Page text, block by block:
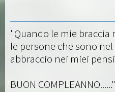
"Quando le mie
le persone che sono
abbraccio nei miei
BUON COMPLEANNO......"